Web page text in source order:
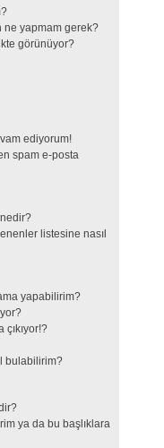
ne yapmam gerek?
görünüyor?
ediyorum!
spam e-posta
listesine nasıl
yapabilirim?
çıkıyor!?
bulabilirim?
ya da bu başlıklara